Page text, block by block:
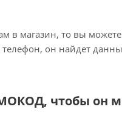
в магазин, то вы
он найдет
чтобы он